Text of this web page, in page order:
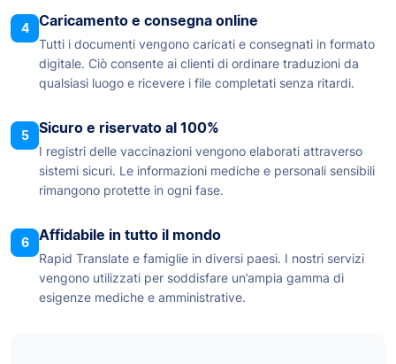
4 Caricamento e consegna online
Tutti i documenti vengono caricati e consegnati in formato
digitale. Ciò consente ai clienti di ordinare traduzioni da
qualsiasi luogo e ricevere i file completati senza ritardi.
5 Sicuro e riservato al 100%
I registri delle vaccinazioni vengono elaborati attraverso
sistemi sicuri. Le informazioni mediche e personali sensibili
rimangono protette in ogni fase.
6 Affidabile in tutto il mondo
Rapid Translate e famiglie in diversi paesi. I nostri servizi
vengono utilizzati per soddisfare un’ampia gamma di
esigenze mediche e amministrative.